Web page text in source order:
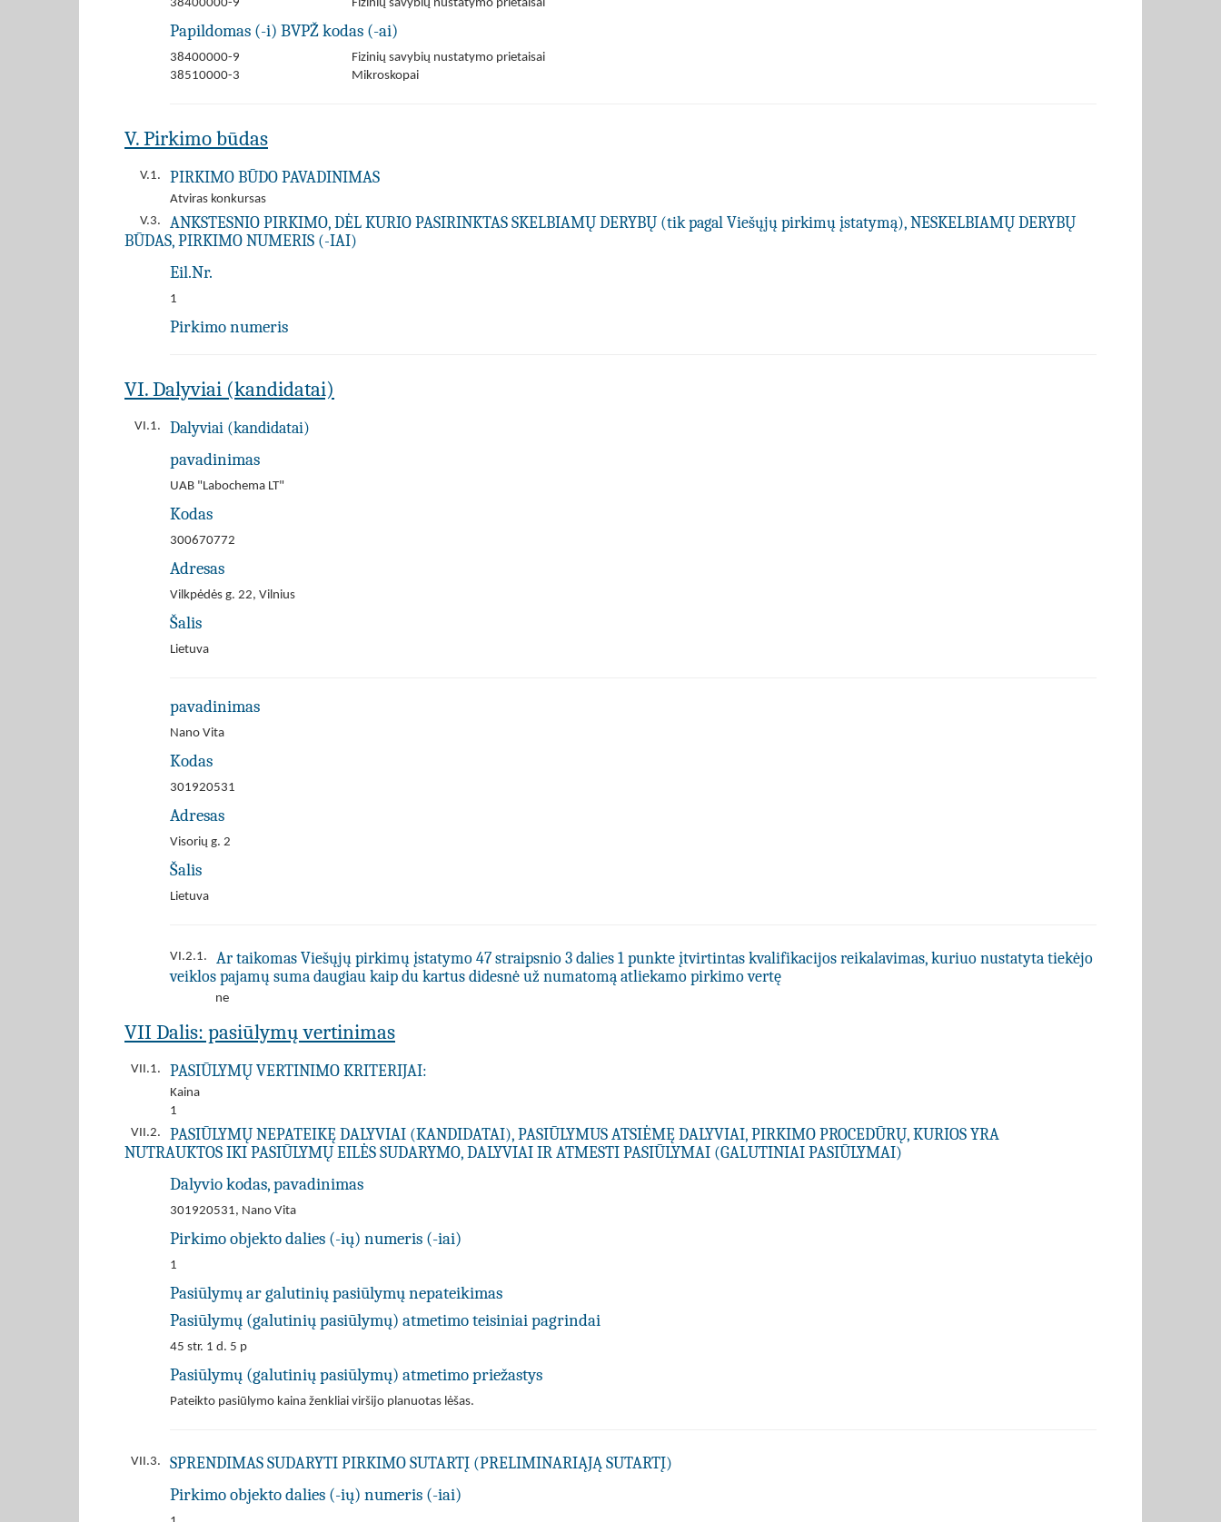
38400000-9 Fizinių savybių nustatymo prietaisai
Papildomas (-i) BVPŽ kodas (-ai)
38400000-9
Fizinių savybių nustatymo prietaisai
38510000-3
Mikroskopai
V. Pirkimo būdas
V.1. PIRKIMO BŪDO PAVADINIMAS
Atviras konkursas
V.3.
ANKSTESNIO PIRKIMO, DĖL KURIO PASIRINKTAS SKELBIAMŲ DERYBŲ (tik pagal Viešųjų pirkimų įstatymą), NESKELBIAMŲ DERYBŲ
BŪDAS, PIRKIMO NUMERIS (-IAI)
Eil.Nr.
1
Pirkimo numeris
VI. Dalyviai (kandidatai)
VI.1. Dalyviai (kandidatai)
pavadinimas
UAB "Labochema LT"
Kodas
300670772
Adresas
Vilkpėdės g. 22, Vilnius
Šalis
Lietuva
pavadinimas
Nano Vita
Kodas
301920531
Adresas
Visorių g. 2
Šalis
Lietuva
VI.2.1.
Ar taikomas Viešųjų pirkimų įstatymo 47 straipsnio 3 dalies 1 punkte įtvirtintas kvalifikacijos reikalavimas, kuriuo nustatyta tiekėjo
veiklos pajamų suma daugiau kaip du kartus didesnė už numatomą atliekamo pirkimo vertę
ne
VII Dalis: pasiūlymų vertinimas
VII.1. PASIŪLYMŲ VERTINIMO KRITERIJAI:
Kaina
1
VII.2.
PASIŪLYMŲ NEPATEIKĘ DALYVIAI (KANDIDATAI), PASIŪLYMUS ATSIĖMĘ DALYVIAI, PIRKIMO PROCEDŪRŲ, KURIOS YRA
NUTRAUKTOS IKI PASIŪLYMŲ EILĖS SUDARYMO, DALYVIAI IR ATMESTI PASIŪLYMAI (GALUTINIAI PASIŪLYMAI)
Dalyvio kodas, pavadinimas
301920531, Nano Vita
Pirkimo objekto dalies (-ių) numeris (-iai)
1
Pasiūlymų ar galutinių pasiūlymų nepateikimas
Pasiūlymų (galutinių pasiūlymų) atmetimo teisiniai pagrindai
45 str. 1 d. 5 p
Pasiūlymų (galutinių pasiūlymų) atmetimo priežastys
Pateikto pasiūlymo kaina ženkliai viršijo planuotas lėšas.
VII.3. SPRENDIMAS SUDARYTI PIRKIMO SUTARTĮ (PRELIMINARIĄJĄ SUTARTĮ)
Pirkimo objekto dalies (-ių) numeris (-iai)